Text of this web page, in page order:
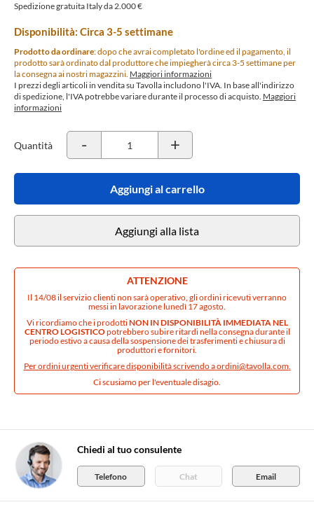
Spedizione gratuita Italy da 2.000 €
Disponibilità: Circa 3-5 settimane
Prodotto da ordinare: dopo che avrai completato l'ordine ed il pagamento, il
prodotto sarà ordinato dal produttore che impiegherà circa 3-5 settimane per
la consegna ai nostri magazzini. Maggiori informazioni
I prezzi degli articoli in vendita su Tavolla includono l'IVA. In base all'indirizzo
di spedizione, l'IVA potrebbe variare durante il processo di acquisto. Maggiori
informazioni
Quantità - +
Aggiungi al carrello
Aggiungi alla lista
ATTENZIONE
Il 14/08 il servizio clienti non sarà operativo, gli ordini ricevuti verranno
messi in lavorazione lunedì 17 agosto.
Vi ricordiamo che i prodottiNON IN DISPONIBILITÀ IMMEDIATA NEL
CENTRO LOGISTICOpotrebbero subire ritardi nella consegna durante il
periodo estivo a causa della sospensione dei trasferimenti e chiusura di
produttori e fornitori.
Per ordini urgenti verificare disponibilità scrivendo aordini@tavolla.com.
Ci scusiamo per l'eventuale disagio.
Chiedi al tuo consulente
Telefono Chat Email